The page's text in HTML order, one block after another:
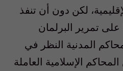
لكن دون أن تنفذ
تمرير البرلمان
المدنية النظر في
الإسلامية العاملة